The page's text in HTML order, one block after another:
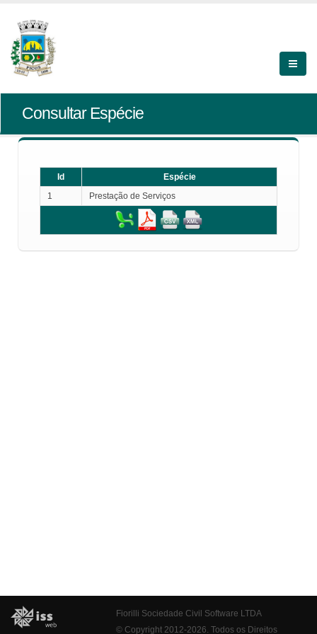
Consultar Espécie
Id
Espécie
1
Prestação de Serviços
Fiorilli Sociedade Civil Software LTDA
© Copyright 2012-2026. Todos os Direitos